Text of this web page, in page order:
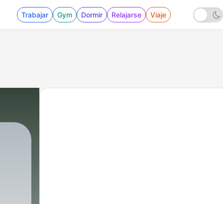
Trabajar Gym Dormir Relajarse Viaje